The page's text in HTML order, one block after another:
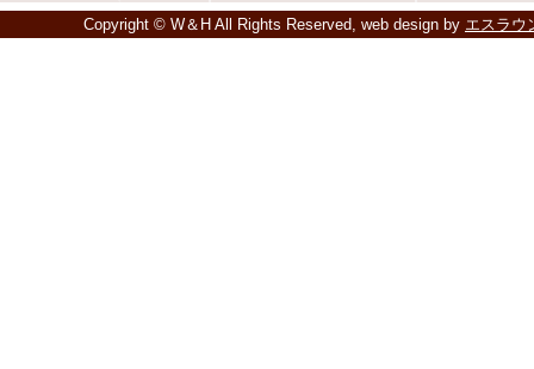
Copyright © W＆H All Rights Reserved, web design by エスラウ